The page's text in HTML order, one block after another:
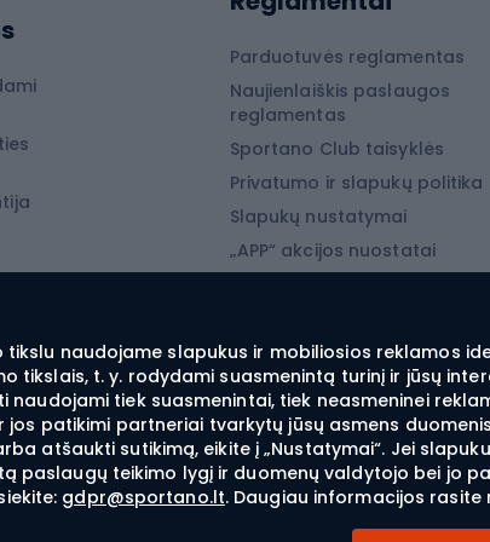
naudojame slapukus ir mobiliosios reklamos
tikslais, t. y. rodydami suasmenintą turinį ir jūsų
tiek suasmenintai, tiek neasmeninei
ir jos patikimi partneriai tvarkytų jūsų asmens
atšaukti sutikimą, eikite į „Nustatymai“. Jei
teikimo lygį ir duomenų valdytojo bei jo
gdpr@sportano.lt. Daugiau informacijos rasite
įranga
– feeder
Snieglentės
Snieglenčių batai
Snieglenčių apkaustai
Snieglenčių apranga
Parduotuvės reglamentas
Naujienlaiškis paslaugos
reglamentas
Sportano Club taisyklės
Privatumo ir slapukų politika
Slapukų nustatymai
„APP“ akcijos nuostatai